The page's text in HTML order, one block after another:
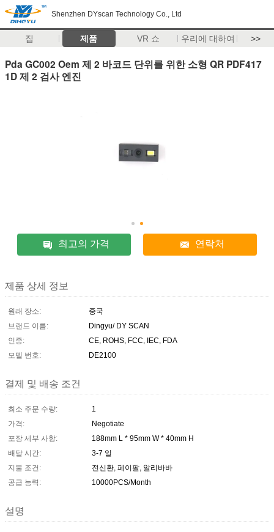
Shenzhen DYscan Technology Co., Ltd
집 제품 VR 쇼 우리에 대하여 >>
Pda GC002 Oem 제 2 바코드 단위를 위한 소형 QR PDF417
1D 제 2 검사 엔진
최고의 가격 연락처
제품 상세 정보
원래 장소:
중국
브랜드 이름:
Dingyu/ DY SCAN
인증:
CE, ROHS, FCC, IEC, FDA
모델 번호:
DE2100
결제 및 배송 조건
최소 주문 수량:
1
가격:
Negotiate
포장 세부 사항:
188mm L * 95mm W * 40mm H
배달 시간:
3-7 일
지불 조건:
전신환, 페이팔, 알리바바
공급 능력:
10000PCS/Month
설명